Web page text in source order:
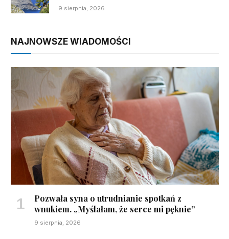
9 sierpnia, 2026
NAJNOWSZE WIADOMOŚCI
Pozwała syna o utrudnianie spotkań z
wnukiem. „Myślałam, że serce mi pęknie”
9 sierpnia, 2026